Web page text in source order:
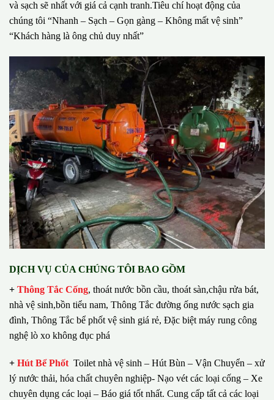
và sạch sẽ nhất với giá cả cạnh tranh.Tiêu chí hoạt động của
chúng tôi “Nhanh – Sạch – Gọn gàng – Không mất vệ sinh”
“Khách hàng là ông chủ duy nhất”
DỊCH VỤ CỦA CHÚNG TÔI BAO GỒM
+ Thông Tắc Cống, thoát nước bồn cầu, thoát sàn,chậu rửa bát,
nhà vệ sinh,bồn tiểu nam, Thông Tắc đường ống nước sạch gia
đình, Thông Tắc bể phốt vệ sinh giá rẻ, Đặc biệt máy rung công
nghệ lò xo không đục phá
+ Hút Bể PhốtToilet nhà vệ sinh – Hút Bùn – Vận Chuyển – xử
lý nước thải, hóa chất chuyên nghiệp- Nạo vét các loại cống – Xe
chuyên dụng các loại – Báo giá tốt nhất. Cung cấp tất cả các loại